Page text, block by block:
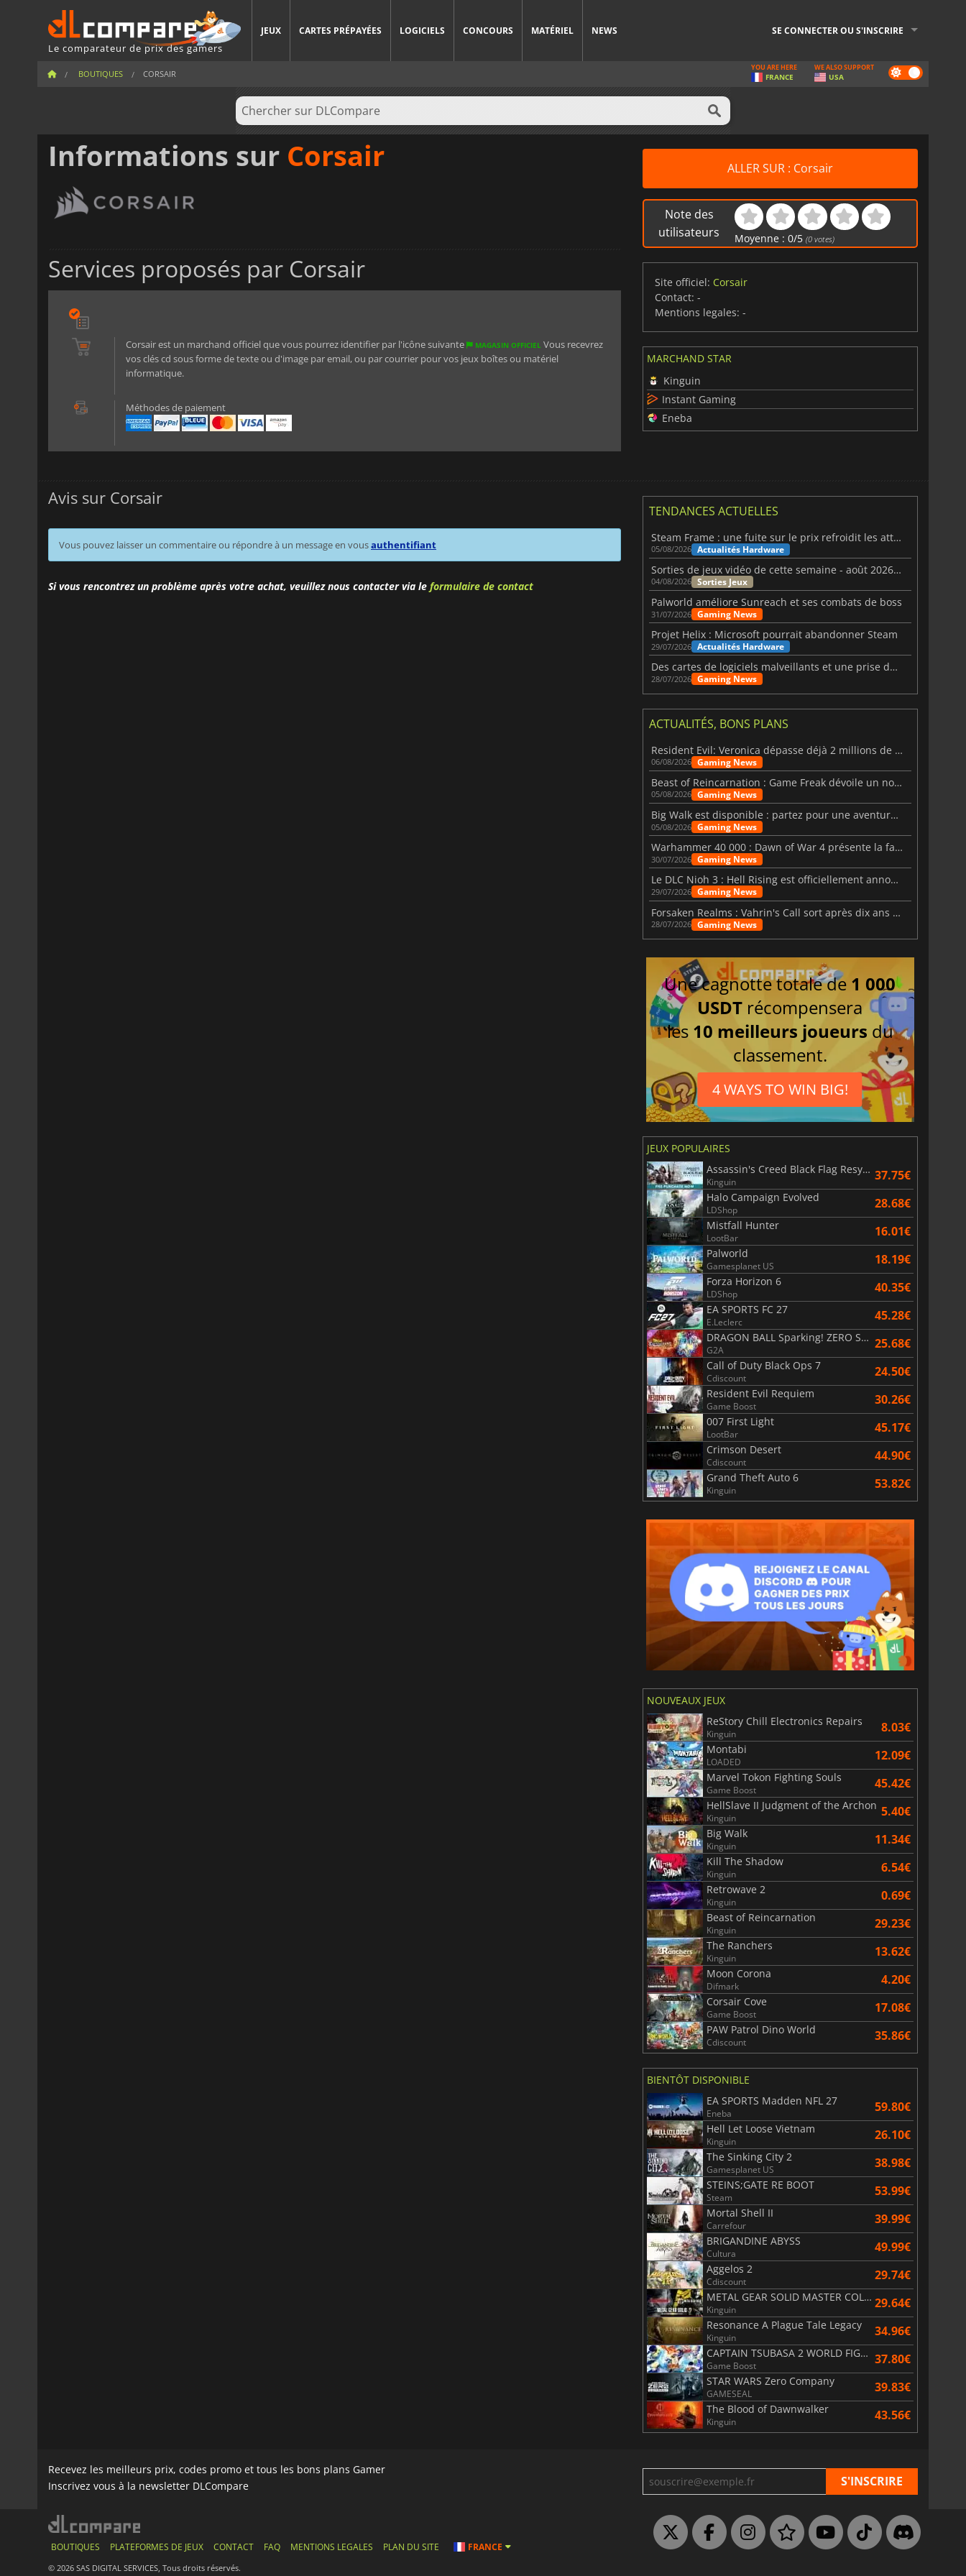
Le comparateur de prix des gamers
JEUX CARTES PRÉPAYÉES LOGICIELS CONCOURS MATÉRIEL NEWS SE CONNECTER OU S'INSCRIRE
BOUTIQUES CORSAIR Dark
mode
YOU ARE HERE
FRANCE
WE ALSO SUPPORT
USA
Informations sur Corsair
Services proposés par Corsair
Corsair est un marchand officiel que vous pourrez identifier par l'icône suivante MAGASIN OFFICIELVous recevrez
vos clés cd sous forme de texte ou d'image par email, ou par courrier pour vos jeux boîtes ou matériel
informatique.
Méthodes de paiement
ALLER SUR : Corsair
Note des
utilisateurs
Moyenne :0/5 (0 votes)
Site officiel: Corsair
Contact: -
Mentions legales: -
MARCHAND STAR
Kinguin
Instant Gaming
Eneba
Avis sur Corsair
Vous pouvez laisser un commentaire ou répondre à un message en vousauthentifiant
Si vous rencontrez un problème après votre achat, veuillez nous contacter via le formulaire de contact
TENDANCES ACTUELLES
Steam Frame : une fuite sur le prix refroidit les attentes VR
05/08/2026 Actualités Hardware
Sorties de jeux vidéo de cette semaine - août 2026 (semaine 32)
04/08/2026 Sorties Jeux
Palworld améliore Sunreach et ses combats de boss
31/07/2026 Gaming News
Projet Helix : Microsoft pourrait abandonner Steam
29/07/2026 Actualités Hardware
Des cartes de logiciels malveillants et une prise de contrôle de Discord ont touché Meccha Chameleon
28/07/2026 Gaming News
ACTUALITÉS, BONS PLANS
Resident Evil: Veronica dépasse déjà 2 millions de wishlists
06/08/2026 Gaming News
Beast of Reincarnation : Game Freak dévoile un nouveau pari
05/08/2026 Gaming News
Big Walk est disponible : partez pour une aventure entre amis
05/08/2026 Gaming News
Warhammer 40 000 : Dawn of War 4 présente la faction des Nécrons
30/07/2026 Gaming News
Le DLC Nioh 3 : Hell Rising est officiellement annoncé
29/07/2026 Gaming News
Forsaken Realms : Vahrin's Call sort après dix ans de développement
28/07/2026 Gaming News
Une cagnotte totale de 1 000
USDT récompensera
les 10 meilleurs joueurs du
classement.
4 WAYS TO WIN BIG!
JEUX POPULAIRES
Assassin's Creed Black Flag Resynced
Kinguin 37.75€
Halo Campaign Evolved
LDShop 28.68€
Mistfall Hunter
LootBar 16.01€
Palworld
Gamesplanet US 18.19€
Forza Horizon 6
LDShop 40.35€
EA SPORTS FC 27
E.Leclerc 45.28€
DRAGON BALL Sparking! ZERO Super Limit Breaking NEO
G2A 25.68€
Call of Duty Black Ops 7
Cdiscount 24.50€
Resident Evil Requiem
Game Boost 30.26€
007 First Light
LootBar 45.17€
Crimson Desert
Cdiscount 44.90€
Grand Theft Auto 6
Kinguin 53.82€
NOUVEAUX JEUX
ReStory Chill Electronics Repairs
Kinguin 8.03€
Montabi
LOADED 12.09€
Marvel Tokon Fighting Souls
Game Boost 45.42€
HellSlave II Judgment of the Archon
Kinguin 5.40€
Big Walk
Kinguin 11.34€
Kill The Shadow
Kinguin 6.54€
Retrowave 2
Kinguin 0.69€
Beast of Reincarnation
Kinguin 29.23€
The Ranchers
Kinguin 13.62€
Moon Corona
Difmark 4.20€
Corsair Cove
Game Boost 17.08€
PAW Patrol Dino World
Cdiscount 35.86€
BIENTÔT DISPONIBLE
EA SPORTS Madden NFL 27
Eneba 59.80€
Hell Let Loose Vietnam
Kinguin 26.10€
The Sinking City 2
Gamesplanet US 38.98€
STEINS;GATE RE BOOT
Steam 53.99€
Mortal Shell II
Carrefour 39.99€
BRIGANDINE ABYSS
Cultura 49.99€
Aggelos 2
Cdiscount 29.74€
METAL GEAR SOLID MASTER COLLECTION Vol.2
Kinguin 29.64€
Resonance A Plague Tale Legacy
Kinguin 34.96€
CAPTAIN TSUBASA 2 WORLD FIGHTERS
Game Boost 37.80€
STAR WARS Zero Company
GAMESEAL 39.83€
The Blood of Dawnwalker
Kinguin 43.56€
Recevez les meilleurs prix, codes promo et tous les bons plans Gamer
Inscrivez vous à la newsletter DLCompare
BOUTIQUES PLATEFORMES DE JEUX CONTACT FAQ MENTIONS LEGALES PLAN DU SITE FRANCE
© 2026 SAS DIGITAL SERVICES, Tous droits réservés.